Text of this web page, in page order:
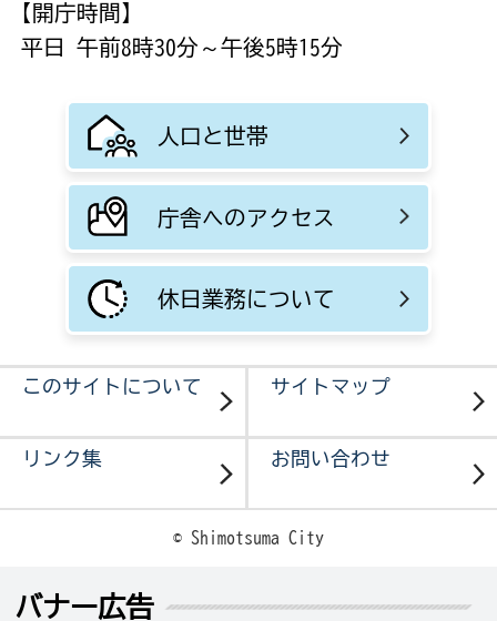
【開庁時間】
平日 午前8時30分～午後5時15分
人口と世帯
庁舎へのアクセス
休日業務について
このサイトについて サイトマップ
リンク集 お問い合わせ
© Shimotsuma City
バナー広告